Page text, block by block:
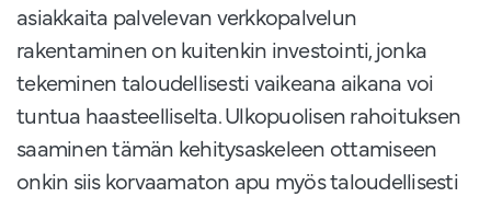
asiakkaita palvelevan verkkopalvelun
rakentaminen on kuitenkin investointi, jonka
tekeminen taloudellisesti vaikeana aikana voi
tuntua haasteelliselta. Ulkopuolisen rahoituksen
saaminen tämän kehitysaskeleen ottamiseen
onkin siis korvaamaton apu myös taloudellisesti